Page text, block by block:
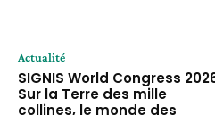
Actualité
SIGNIS World Congress
Sur la Terre des mille
collines, le monde des